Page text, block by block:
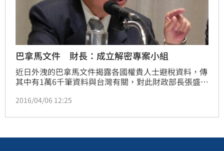
巴拿馬文件 財長：成立解密專案小組
近日外洩的巴拿馬文件揭露各國權貴人士避稅資料，傳
其中有1萬6千筆資料與台灣有關，對此財政部長張盛和
必認為這1.6萬筆都是逃漏稅。
2016/04/06 12:25